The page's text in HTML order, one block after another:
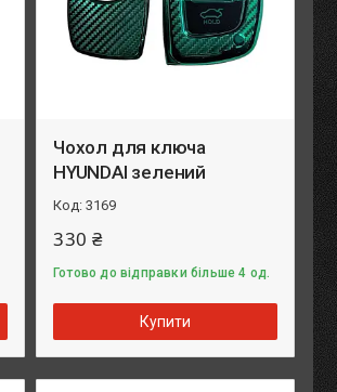
Чохол для ключа
HYUNDAI зелений
3169
330 ₴
Готово до відправки більше 4 од.
Купити